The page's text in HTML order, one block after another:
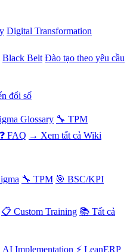
Digital Transformation
Black Belt Đào tạo theo yêu cầu
đổi số
Glossary 🔧 TPM
❓ FAQ → Xem tất cả Wiki
🔧 TPM 🎯 BSC/KPI
📋 Custom Training 📚 Tất cả
AI Implementation ⚡ LeanERP